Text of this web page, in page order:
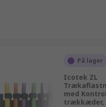
På lager
Icotek ZL
med
trækkæder,